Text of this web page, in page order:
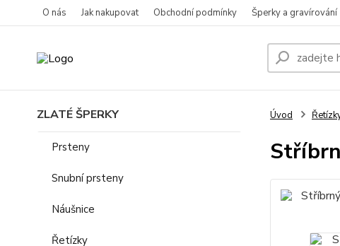
O nás Jak nakupovat Obchodní podmínky Šperky a gravírování
ZLATÉ ŠPERKY
Prsteny
Snubní prsteny
Náušnice
Řetízky
Úvod